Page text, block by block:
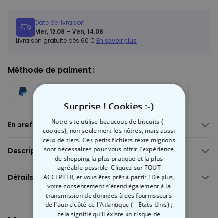
Date de livraison
Mer, 12.08 – Ven, 14.08
Livraison gratuite dès 60 € En savoir plus
Méthode de paiment :
En bref
Texte personnalisable
Avec lanière en similicuir pour l’accrocher
Différents pictos au choix
Format pratique 6,5 x 2,7 cm
anneau métallique pour fixer vos clés
Description
Porte-clés personnalisable en bois avec picto
Découvrez notreporte clés personnaliséunique enbois !
Choisissez parmidifférents pictoset ajoutezles initiales de
. Chaque porte-clés est fabriqué avec soin et est livré
avec une petite lanière en similicuiret un anneau métallique
robuste.
Détails
Porte-clés personnalisé en bois avec picto
Avec lanière en cuir synthétique et anneau métallique pour
Surprise ! Cookies :-)
Notre site utilise beaucoup de biscuits (=
cookies), non seulement les nôtres, mais aussi
ceux de tiers. Ces petits fichiers texte mignons
sont nécessaires pour vous offrir l'expérience
de shopping la plus pratique et la plus
agréable possible. Cliquez sur TOUT
ACCEPTER, et vous êtes prêt à partir ! De plus,
votre consentement s'étend également à la
transmission de données à des fournisseurs
de l'autre côté de l'Atlantique (= États-Unis) ;
cela signifie qu'il existe un risque de